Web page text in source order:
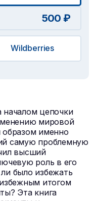
500 ₽
Wildberries
цепочки
мировой
образом именно
самую проблемную
высший
роль в его
было избежать
итогом
Эта книга